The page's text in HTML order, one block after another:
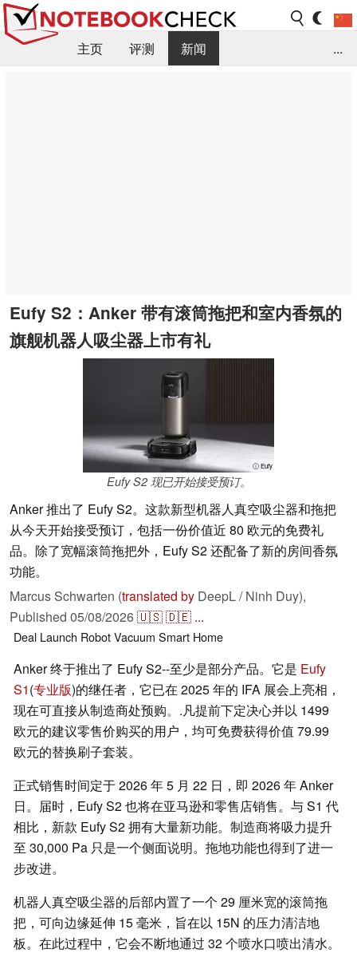
主页 评测
新闻
...
Eufy S2：Anker 带有滚筒拖把和室内香氛的
旗舰机器人吸尘器上市有礼
ⓘ Eufy
Eufy S2 现已开始接受预订。
Anker 推出了 Eufy S2。这款新型机器人真空吸尘器和拖把
从今天开始接受预订，包括一份价值近 80 欧元的免费礼
品。除了宽幅滚筒拖把外，Eufy S2 还配备了新的房间香氛
功能。
Marcus Schwarten (translated by DeepL / Ninh Duy),
Published 05/08/2026🇺🇸🇩🇪 ...
Deal Launch Robot Vacuum Smart Home
Anker 终于推出了 Eufy S2--至少是部分产品。它是 Eufy
S1(专业版)的继任者，它已在 2025 年的 IFA 展会上亮相，
现在可直接从制造商处预购。 .凡提前下定决心并以 1499
欧元的建议零售价购买的用户，均可免费获得价值 79.99
欧元的替换刷子套装。
正式销售时间定于 2026 年 5 月 22 日，即 2026 年 Anker
日。届时，Eufy S2 也将在亚马逊和零售店销售。与 S1 代
相比，新款 Eufy S2 拥有大量新功能。制造商将吸力提升
至 30,000 Pa 只是一个侧面说明。拖地功能也得到了进一
步改进。
机器人真空吸尘器的后部内置了一个 29 厘米宽的滚筒拖
把，可向边缘延伸 15 毫米，旨在以 15N 的压力清洁地
板。在此过程中，它会不断地通过 32 个喷水口喷出清水。